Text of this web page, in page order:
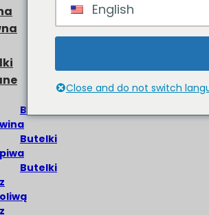
Butelki
wina
Butelki
piwa
Butelki
z
oliwą
z
English
Close and do not switch